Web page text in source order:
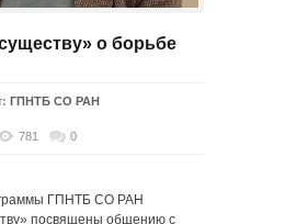
о борьбе
ГПНТБ СО РАН
781 0
ГПНТБ СО РАН
посвящены общению с